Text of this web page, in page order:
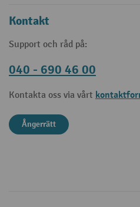
Kontakt
Support och råd på:
040 - 690 46 00
Kontakta oss via vårt
Ångerrätt